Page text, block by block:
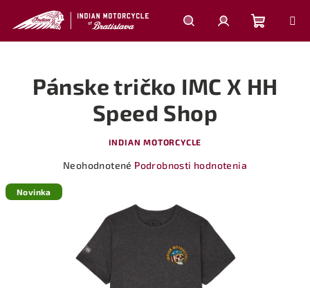
obsah
HľadaťPrihlásenie
košík
Pánske tričko IMC X HH
Speed Shop
INDIAN MOTORCYCLE
Priemerné
produktu
hviezdičiek.
Neohodnotené Podrobnosti hodnotenia
Novinka